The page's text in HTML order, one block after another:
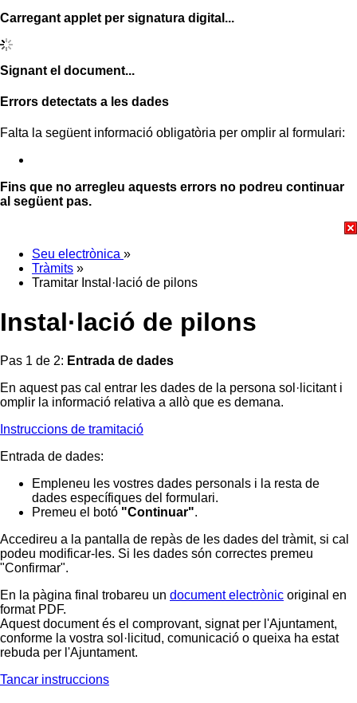
Carregant applet per signatura digital...
Signant el document...
Errors detectats a les dades
Falta la següent informació obligatòria per omplir al formulari:
Fins que no arregleu aquests errors no podreu continuar
al següent pas.
Seu electrònica »
Tràmits »
Tramitar Instal·lació de pilons
Instal·lació de pilons
Pas 1 de 2: Entrada de dades
En aquest pas cal entrar les dades de la persona sol·licitant i
omplir la informació relativa a allò que es demana.
Instruccions de tramitació
Entrada de dades:
Empleneu les vostres dades personals i la resta de
dades específiques del formulari.
Premeu el botó "Continuar".
Accedireu a la pantalla de repàs de les dades del tràmit, si cal
podeu modificar-les. Si les dades són correctes premeu
"Confirmar".
En la pàgina final trobareu un document electrònic original en
format PDF.
Aquest document és el comprovant, signat per l'Ajuntament,
conforme la vostra sol·licitud, comunicació o queixa ha estat
rebuda per l'Ajuntament.
Tancar instruccions